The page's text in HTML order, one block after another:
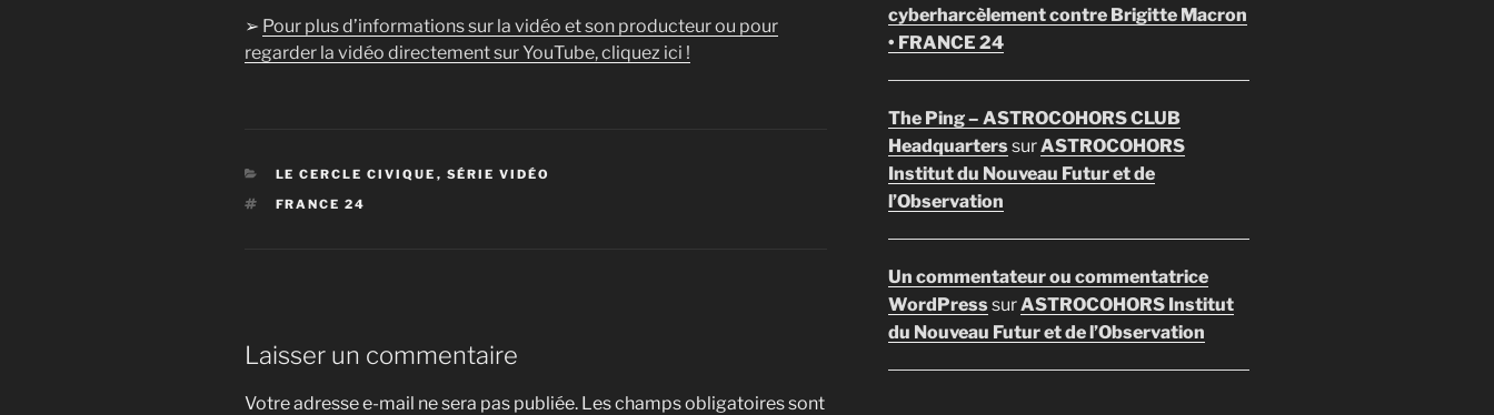
➢ Pour plus d’informations sur la vidéo et son producteur ou pour
regarder la vidéo directement sur YouTube, cliquez ici !
CATÉGORIES
LE CERCLE CIVIQUE , SÉRIE VIDÉO
ÉTIQUETTES
FRANCE 24
Laisser un commentaire
Votre adresse e-mail ne sera pas publiée. Les champs obligatoires sont
cyberharcèlement contre Brigitte Macron
• FRANCE 24
The Ping – ASTROCOHORS CLUB
HeadquarterssurASTROCOHORS
Institut du Nouveau Futur et de
l’Observation
Un commentateur ou commentatrice
WordPresssurASTROCOHORS Institut
du Nouveau Futur et de l’Observation